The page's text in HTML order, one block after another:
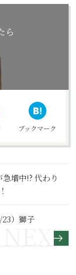
ら
ブックマーク
増中!? 代わり
）獅子